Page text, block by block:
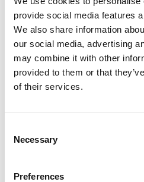
provide social media features
We also share information
our social media, advertising
may combine it with other
provided to them or that
of their services.
Selection
Necessary
Preferences
Buster-veneitä
ollaan tyytyväisiä uuteen
”On hienoa saada vahva
markkinajohtajatuotteita
tunnetaan sekä meidän
asiakkaiden
Niittynen.